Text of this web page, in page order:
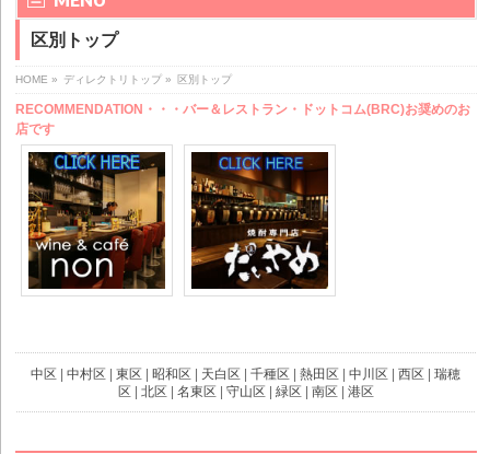
区別トップ
HOME » ディレクトリトップ » 区別トップ
RECOMMENDATION・・・バー＆レストラン・ドットコム(BRC)お奨めのお
店です
中区 |中村区 |東区 昭和区 天白区 |千種区 |熱田区 |中川区 |西区 |瑞穂
区
北区 名東区 守山区 緑区 南区 港区